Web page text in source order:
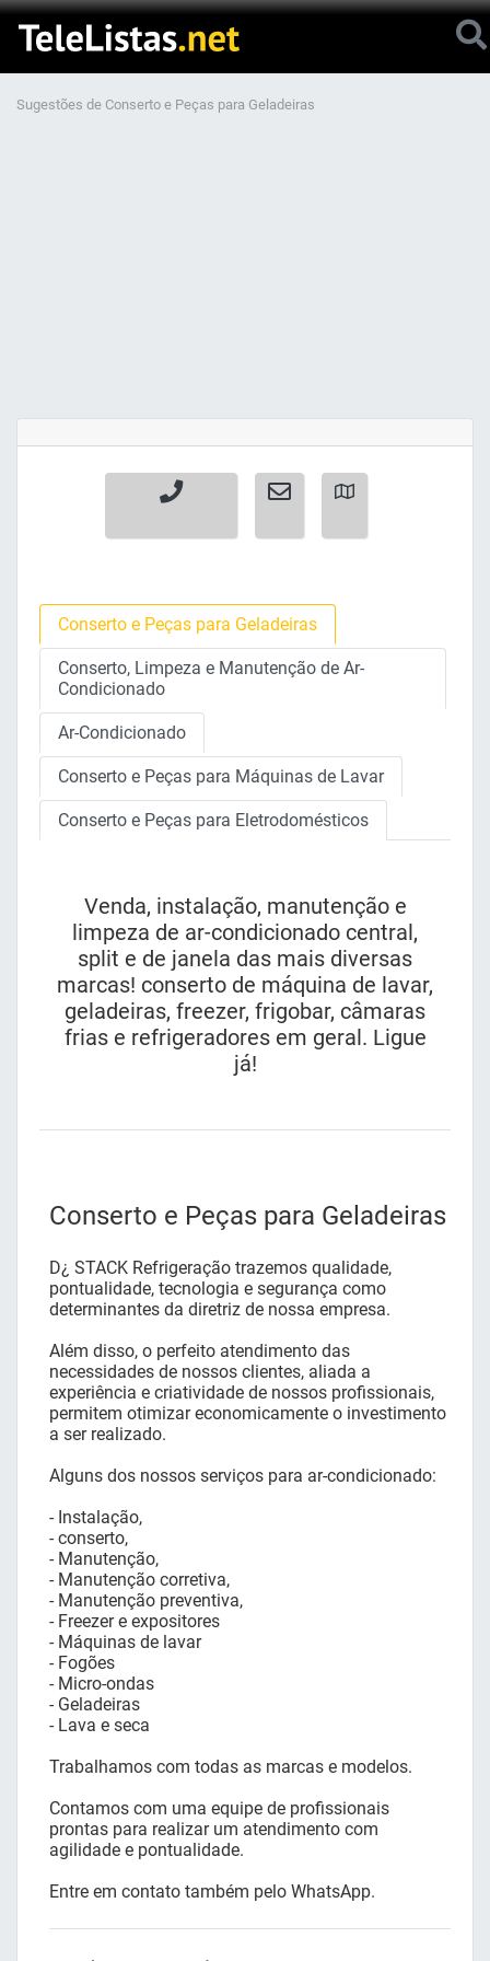
Sugestões de Conserto e Peças para Geladeiras
Conserto e Peças para Geladeiras
Conserto, Limpeza e Manutenção de Ar-
Condicionado
Ar-Condicionado
Conserto e Peças para Máquinas de Lavar
Conserto e Peças para Eletrodomésticos
Venda, instalação, manutenção e
limpeza de ar-condicionado central,
split e de janela das mais diversas
marcas! conserto de máquina de lavar,
geladeiras, freezer, frigobar, câmaras
frias e refrigeradores em geral. Ligue
já!
Conserto e Peças para Geladeiras
D¿ STACK Refrigeração trazemos qualidade,
pontualidade, tecnologia e segurança como
determinantes da diretriz de nossa empresa.
Além disso, o perfeito atendimento das
necessidades de nossos clientes, aliada a
experiência e criatividade de nossos profissionais,
permitem otimizar economicamente o investimento
a ser realizado.
Alguns dos nossos serviços para ar-condicionado:
- Instalação,
- conserto,
- Manutenção,
- Manutenção corretiva,
- Manutenção preventiva,
- Freezer e expositores
- Máquinas de lavar
- Fogões
- Micro-ondas
- Geladeiras
- Lava e seca
Trabalhamos com todas as marcas e modelos.
Contamos com uma equipe de profissionais
prontas para realizar um atendimento com
agilidade e pontualidade.
Entre em contato também pelo WhatsApp.